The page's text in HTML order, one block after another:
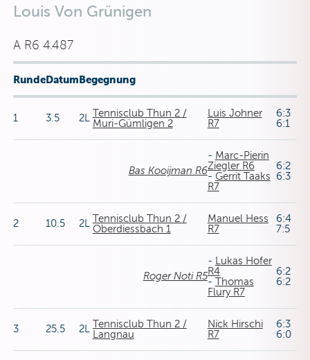
Louis Von Grünigen
A R6 4.487
RundeDatumBegegnung
1 3.5 2LTennisclub Thun 2 /
Muri-Gümligen 2
Luis Johner
R7
6:3
6:1
Bas Kooijman R6
- Marc-Pierin
Ziegler R6
- Gerrit Taaks
R7
6:2
6:3
2 10.5 2LTennisclub Thun 2 /
Oberdiessbach 1
Manuel Hess
R7
6:4
7:5
Roger Noti R5
-
Lukas Hofer
R4
- Thomas
Flury R7
6:2
6:2
3 25.5 2LTennisclub Thun 2 /
Langnau
Nick Hirschi
R7
6:3
6:0